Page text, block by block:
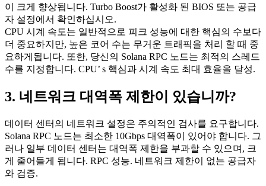
이 크게 향상됩니다. Turbo Boost가 활성화 된 BIOS 또는 공급
자 설정에서 확인하십시오.
CPU 시계 속도는 일반적으로 피크 성능에 대한 핵심의 수보다
더 중요하지만, 높은 코어 수는 무거운 트래픽을 처리 할 때 중
요하게됩니다. 또한, 당신의 Solana RPC 노드는 최적의 스레드
수를 지정합니다. CPU’ s 핵심과 시계 속도 최대 효율을 달성.
3. 네트워크 대역폭 제한이 있습니까?
데이터 센터의 네트워크 설정은 주의적인 검사를 요구합니다.
Solana RPC 노드는 최소한 10Gbps 대역폭이 있어야 합니다. 그
러나 일부 데이터 센터는 대역폭 제한을 부과할 수 있으며, 크
게 줄어들게 됩니다. RPC 성능. 네트워크 제한이 없는 공급자
와 검증.